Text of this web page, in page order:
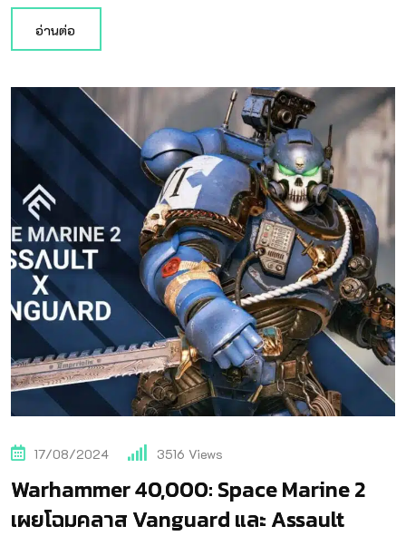
อ่านต่อ
17/08/2024 3516 Views
Warhammer 40,000: Space Marine 2
เผยโฉมคลาส Vanguard และ Assault